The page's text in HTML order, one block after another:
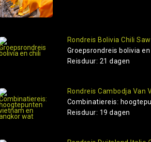
Rondreis Bolivia Chili
Groepsrondreis bolivia
Reisduur: 21 dagen
Rondreis Cambodja Van
Combinatiereis:
Reisduur: 19 dagen